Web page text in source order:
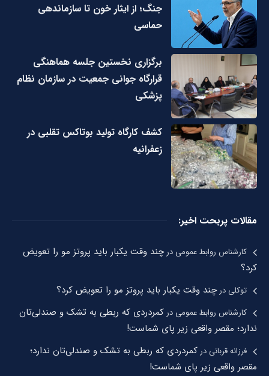
جنگ؛ از ایثار خون تا سازماندهی
حماسی
برگزاری نخستین جلسه هماهنگی
قرارگاه جوانی جمعیت در سازمان نظام
پزشکی
کشف کارگاه تولید بوتاکس تقلبی در
زعفرانیه
مقالات پربحت اخیر:
کارشناس روابط عمومیدرچند وقت یکبار باید پروتز مو را تعویض
کرد؟
توکلیدرچند وقت یکبار باید پروتز مو را تعویض کرد؟
کارشناس روابط عمومیدر کمردردی که ربطی به تشک و صندلی‌تان
ندارد؛ مقصر واقعی زیر پای شماست!
فرزانه قربانیدر کمردردی که ربطی به تشک و صندلی‌تان ندارد؛
مقصر واقعی زیر پای شماست!